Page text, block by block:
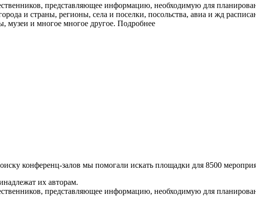
представляющее информацию, необходимую для
и страны, регионы, села и поселки, посольства, авиа и жд
музеи и многое многое другое. Подробнее
конференц-залов мы помогали искать площадки для 8500
их авторам.
представляющее информацию, необходимую для